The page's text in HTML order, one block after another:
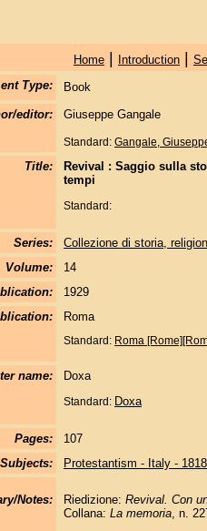
Home| Introduction|
Type:
Book
editor:
Giuseppe Gangale
Standard: Gangale,
Title:
Revival : Saggio sulla
tempi
Standard:
Series:
Collezione di storia,
Volume:
14
1929
Roma
Standard: Roma
name: Doxa
Standard: Doxa
Pages:
107
Subjects:
Protestantism - Italy -
Notes: Riedizione: Revival. Con
Collana: La memoria, n.